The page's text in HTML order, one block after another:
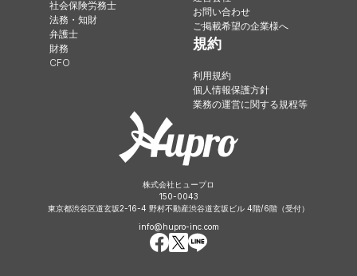
社会保険労務士
法務・知財
弁護士
財務
CFO
お問い合わせ
ご掲載希望の企業様へ
規約
利用規約
個人情報保護方針
業務の運営に関する規程等
株式会社ヒュープロ
150-0043
東京都渋谷区道玄坂2-16-4 野村不動産渋谷道玄坂ビル 4階/6階（受付）
info@hupro-inc.com